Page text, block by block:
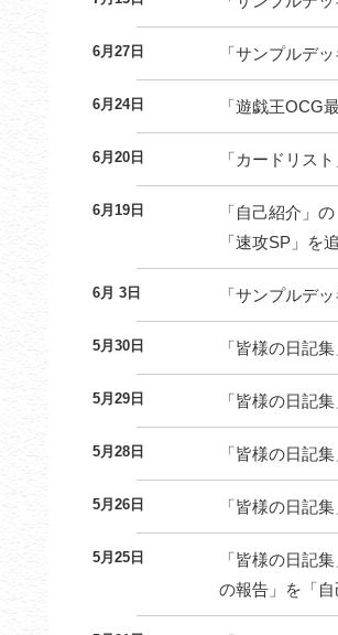
6月27日 「サンプルデ
6月24日 「遊戯王OCG
6月20日 「カードリス
6月19日
「自己紹介」
「速攻SP」を
6月 3日 「サンプルデ
5月30日 「皆様の日記
5月29日 「皆様の日記
5月28日 「皆様の日記
5月26日 「皆様の日記
5月25日
「皆様の日記
の報告」を「自